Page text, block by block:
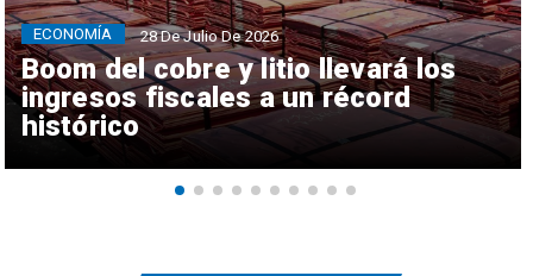
Boom del cobre y litio llevará los
ingresos fiscales a un récord
histórico
ECONOMÍA 28 De Julio De 2026